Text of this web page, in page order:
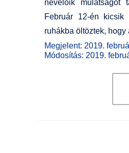
nevelőik mulatságot
Február 12-én
ruhákba öltöztek, hogy
Megjelent: 2019.
Módosítás: 2019.